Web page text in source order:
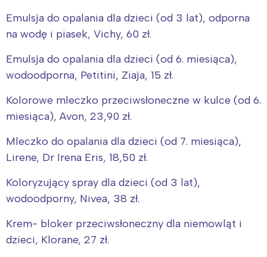
Emulsja do opalania dla dzieci (od 3 lat), odporna
na wodę i piasek, Vichy, 60 zł.
Emulsja do opalania dla dzieci (od 6. miesiąca),
wodoodporna, Petitini, Ziaja, 15 zł.
Kolorowe mleczko przeciwsłoneczne w kulce (od 6.
miesiąca), Avon, 23,90 zł.
Mleczko do opalania dla dzieci (od 7. miesiąca),
Lirene, Dr Irena Eris, 18,50 zł.
Koloryzujący spray dla dzieci (od 3 lat),
wodoodporny, Nivea, 38 zł.
Krem- bloker przeciwsłoneczny dla niemowląt i
dzieci, Klorane, 27 zł.